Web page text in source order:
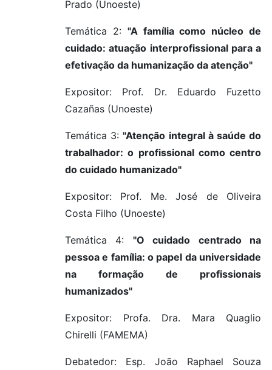
Prado (Unoeste)
Temática 2: "A família como núcleo de
cuidado: atuação interprofissional para a
efetivação da humanização da atenção"
Expositor: Prof. Dr. Eduardo Fuzetto
Cazañas (Unoeste)
Temática 3:"Atenção integral à saúde do
trabalhador: o profissional como centro
do cuidado humanizado"
Expositor: Prof. Me. José de Oliveira
Costa Filho (Unoeste)
Temática 4: "O cuidado centrado na
pessoa e família: o papel da universidade
na formação de profissionais
humanizados"
Expositor: Profa. Dra. Mara Quaglio
Chirelli (FAMEMA)
Debatedor: Esp. João Raphael Souza